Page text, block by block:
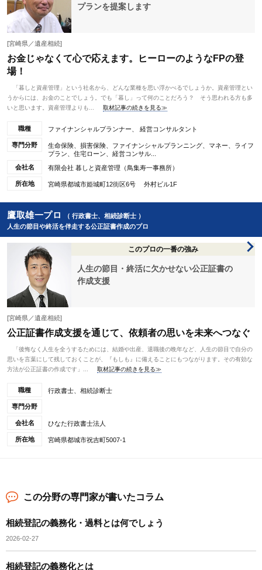
プランを提案します
[宮崎県／遺産相続]
お金じゃなくて心で応えます。ヒーローのようなFPの登
場！
「暮しと資産管理」という社名から、どんな業種を思い浮かべるでしょうか。資産管理とい
うからには、お金のことでしょう。でも「暮し」って何のことだろう？ そう思われる方も多
いと思います。資産管理よりも...
取材記事の続きを見る≫
職種 ファイナンシャルプランナー、 経営コンサルタント
専門分野
生命保険、損害保険、ファイナンシャルプランニング、マネー、ライフ
プラン、住宅ローン、経営コンサル...
会社名
有限会社 暮しと資産管理（鳥集寿一事務所）
所在地 宮崎県都城市姫城町12街区6号 外村ビル1F
鷹取雄一プロ
（ 行政書士、相続診断士 ）
人生の節目や終活を伴走する公正証書作成のプロ
このプロの一番の強み
人生の節目・終活に欠かせない公正証書の
作成支援
[宮崎県／遺産相続]
公正証書作成支援を通じて、依頼者の思いを未来へつなぐ
「後悔なく人生を全うするためには、結婚や出産、退職後の晩年など、人生の節目で自分の
思いを言葉にして残しておくことが、『もしも』に備えることにもつながります。その有効な
方法が公正証書の作成です」...
取材記事の続きを見る≫
職種 行政書士、相続診断士
専門分野
会社名 ひなた行政書士法人
所在地 宮崎県都城市祝吉町5007-1
この分野の専門家が書いたコラム
相続登記の義務化・過料とは何でしょう
2026-02-27
相続登記の義務化とは